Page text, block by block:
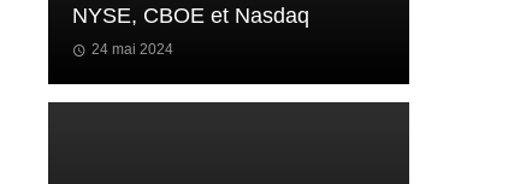
NYSE, CBOE et Nasdaq
24 mai 2024